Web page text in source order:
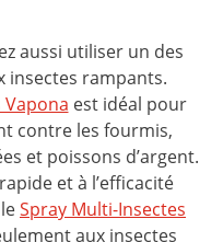
aussi utiliser un des
insectes rampants.
Vapona est idéal pour
contre les fourmis,
et poissons d’argent.
et à l’efficacité
Spray Multi-Insectes
aux insectes